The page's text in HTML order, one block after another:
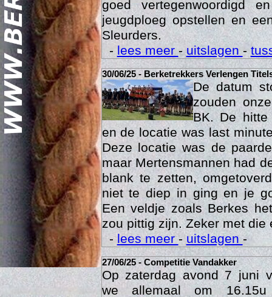
goed vertegenwoordigd
jeugdploeg opstellen en
Sleurders.
- lees meer -uitslagen -
30/06/25 - Berketrekkers Verlengen
De datum
zouden
BK. De
en de locatie was last
Deze locatie was de
maar Mertensmannen had
blank te zetten,
niet te diep in ging en je
Een veldje zoals Berkes
zou pittig zijn. Zeker met die
-lees meer - uitslagen-
27/06/25 - Competitie Vandakker
Op zaterdag avond 7 juni
we allemaal om